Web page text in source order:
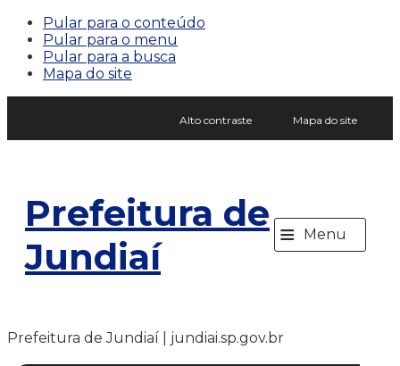
Pular para o conteúdo
Pular para o menu
Pular para a busca
Mapa do site
Alto contraste Mapa do site
Prefeitura de
Jundiaí
≡ Menu
Prefeitura de Jundiaí | jundiai.sp.gov.br